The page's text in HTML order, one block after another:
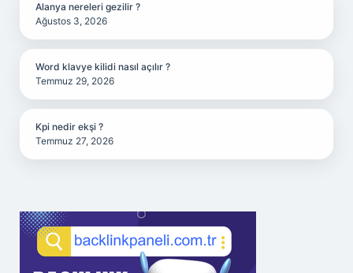
Alanya nereleri gezilir ?
Ağustos 3, 2026
Word klavye kilidi nasıl açılır ?
Temmuz 29, 2026
Kpi nedir ekşi ?
Temmuz 27, 2026